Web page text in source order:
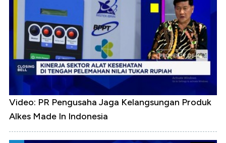
Video: PR Pengusaha Jaga Kelangsungan Produk
Alkes Made In Indonesia